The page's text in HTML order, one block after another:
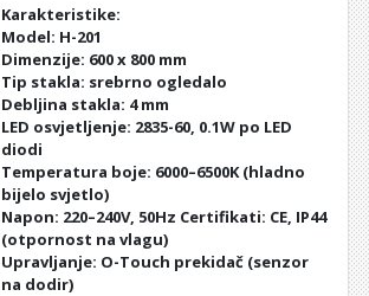
Karakteristike:
Model: H-201
Dimenzije: 600 x 800 mm
Tip stakla: srebrno ogledalo
Debljina stakla: 4 mm
LED osvjetljenje: 2835-60, 0.1W po LED
diodi
Temperatura boje: 6000–6500K (hladno
bijelo svjetlo)
Napon: 220–240V, 50Hz Certifikati: CE, IP44
(otpornost na vlagu)
Upravljanje: O-Touch prekidač (senzor
na dodir)